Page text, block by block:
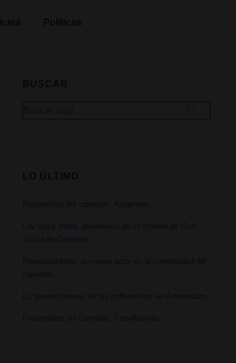
Flavonoides del cannabis: Apigenina
Ley Rosa Verda: aniversario de un modelo de Club
Social de Cannabis
Flavoalcaloides: un nuevo actor en la complejidad del
cannabis
La “puerta trasera” de los coffeeshops en Ámsterdam
Flavonoides del cannabis: Cannflavinas